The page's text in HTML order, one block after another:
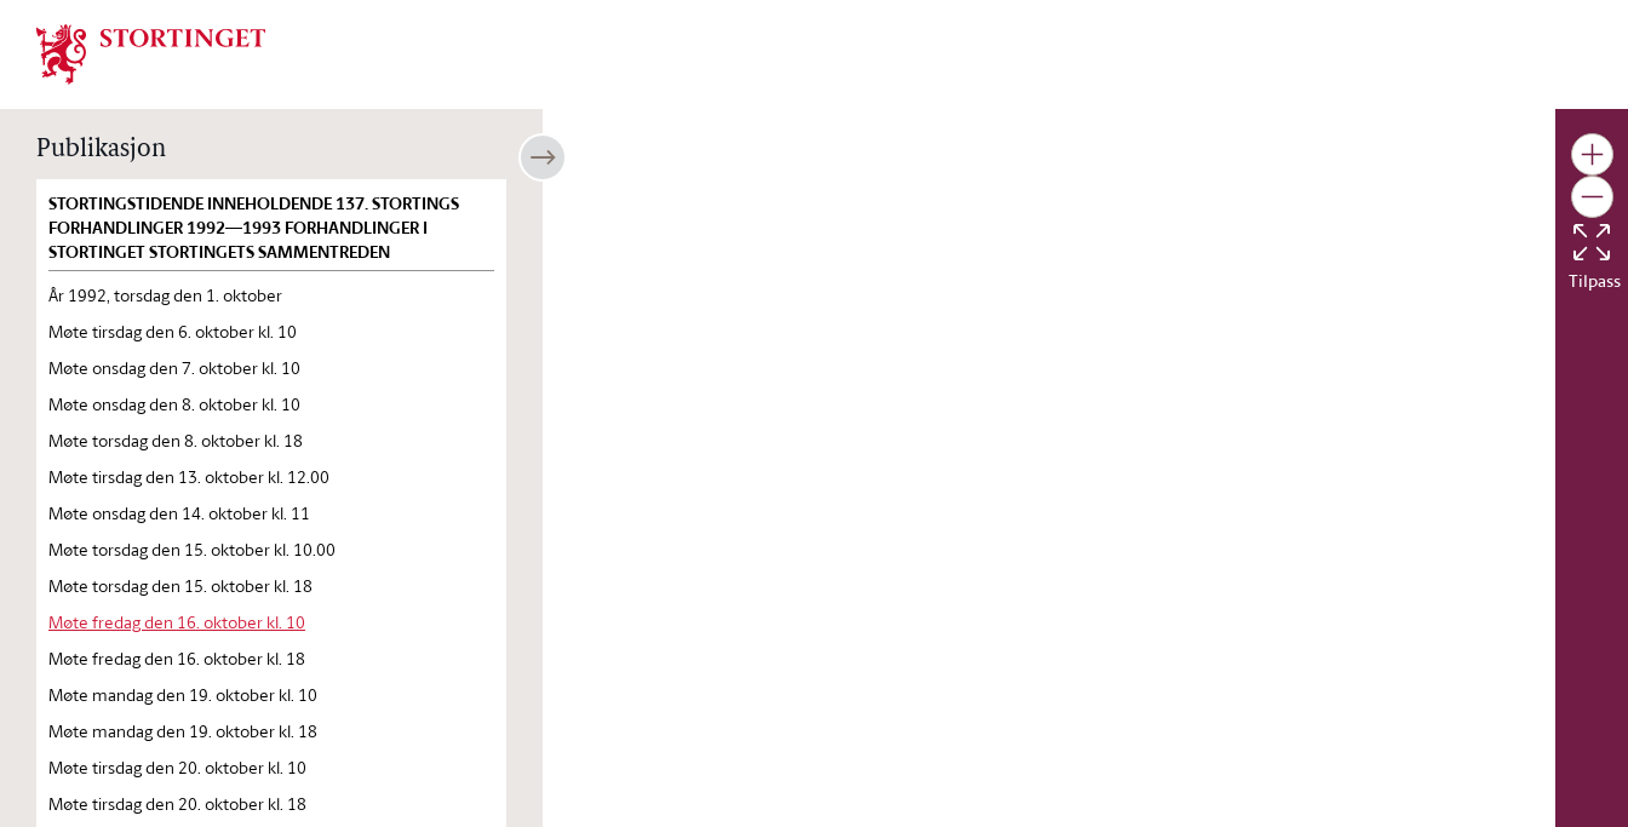
Stortinget.no
Publikasjon
STORTINGSTIDENDE INNEHOLDENDE 137. STORTINGS
FORHANDLINGER 1992—1993 FORHANDLINGER I
STORTINGET STORTINGETS SAMMENTREDEN
År 1992, torsdag den 1. oktober
Møte tirsdag den 6. oktober kl. 10
Møte onsdag den 7. oktober kl. 10
Møte onsdag den 8. oktober kl. 10
Møte torsdag den 8. oktober kl. 18
Møte tirsdag den 13. oktober kl. 12.00
Møte onsdag den 14. oktober kl. 11
Møte torsdag den 15. oktober kl. 10.00
Møte torsdag den 15. oktober kl. 18
Møte fredag den 16. oktober kl. 10
Møte fredag den 16. oktober kl. 18
Møte mandag den 19. oktober kl. 10
Møte mandag den 19. oktober kl. 18
Møte tirsdag den 20. oktober kl. 10
Møte tirsdag den 20. oktober kl. 18